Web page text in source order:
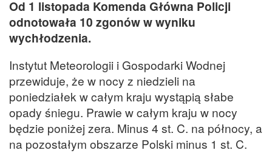
Od 1 listopada Komenda Główna Policji
odnotowała 10 zgonów w wyniku
wychłodzenia.
Instytut Meteorologii i Gospodarki Wodnej
przewiduje, że w nocy z niedzieli na
poniedziałek w całym kraju wystąpią słabe
opady śniegu. Prawie w całym kraju w nocy
będzie poniżej zera. Minus 4 st. C. na północy, a
na pozostałym obszarze Polski minus 1 st. C.